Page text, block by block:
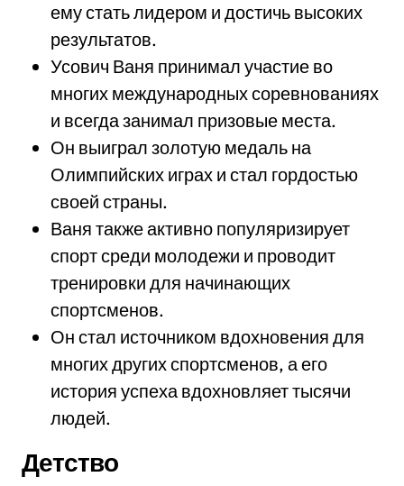
ему стать лидером и достичь высоких
результатов.
Усович Ваня принимал участие во
многих международных соревнованиях
и всегда занимал призовые места.
Он выиграл золотую медаль на
Олимпийских играх и стал гордостью
своей страны.
Ваня также активно популяризирует
спорт среди молодежи и проводит
тренировки для начинающих
спортсменов.
Он стал источником вдохновения для
многих других спортсменов, а его
история успеха вдохновляет тысячи
людей.
Детство